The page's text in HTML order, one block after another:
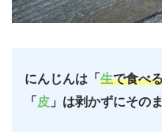
にんじんは「 生で食べ
「 皮 」は剥かずにその